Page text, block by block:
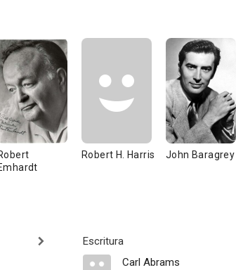
Robert H. Harris John Baragrey
Escritura
Carl Abrams